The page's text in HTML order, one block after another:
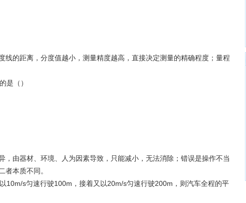
线的距离，分度值越小，测量精度越高，直接决定测量的精确程度；量程
是（）
，由器材、环境、人为因素导致，只能减小，无法消除；错误是操作不当
者本质不同。
10m/s匀速行驶100m，接着又以20m/s匀速行驶200m，则汽车全程的平